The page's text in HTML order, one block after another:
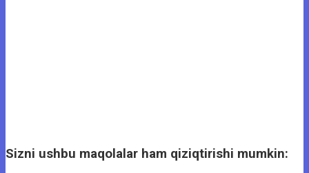
Sizni ushbu maqolalar ham qiziqtirishi mumkin: